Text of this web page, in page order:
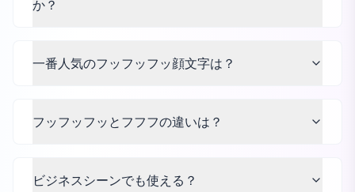
か？
一番人気のフッフッフッ顔文字は？
フッフッフッとフフフの違いは？
ビジネスシーンでも使える？